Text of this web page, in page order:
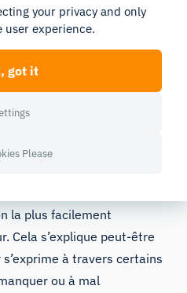
des émotions.
faciale la plus
émotions qui sont plus
la plus facilement
Cela s’explique peut-être
à travers certains
ou à mal
your privacy and only
user experience.
got it
Please